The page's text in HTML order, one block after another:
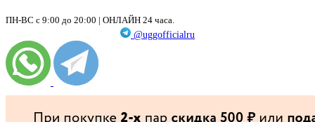
ПН-ВС с 9:00 до 20:00 | ОНЛАЙН 24 часа.
@uggofficialru